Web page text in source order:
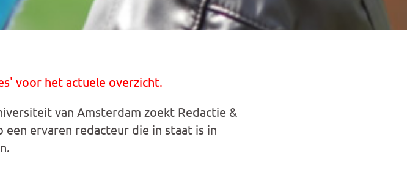
voor het actuele overzicht.
van Amsterdam zoekt Redactie &
ervaren redacteur die in staat is in